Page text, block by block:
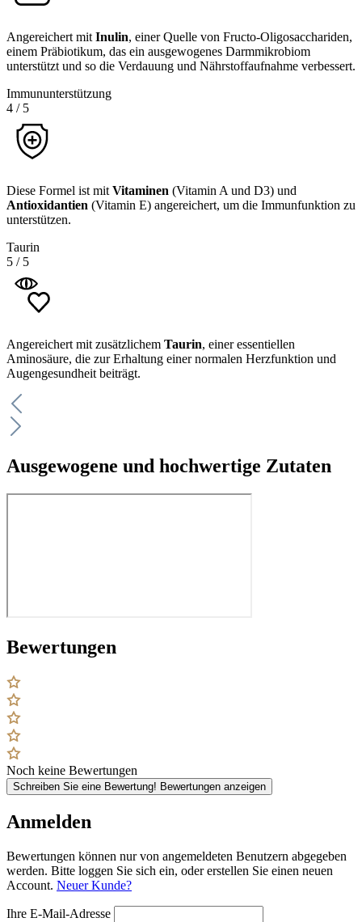
Angereichert mit Inulin, einer Quelle von Fructo-Oligosacchariden,
einem Präbiotikum, das ein ausgewogenes Darmmikrobiom
unterstützt und so die Verdauung und Nährstoffaufnahme verbessert.
Immununterstützung
4 / 5
Diese Formel ist mit Vitaminen (Vitamin A und D3) und
Antioxidantien (Vitamin E) angereichert, um die Immunfunktion zu
unterstützen.
Taurin
5 / 5
Angereichert mit zusätzlichem Taurin, einer essentiellen
Aminosäure, die zur Erhaltung einer normalen Herzfunktion und
Augengesundheit beiträgt.
Ausgewogene und hochwertige Zutaten
Bewertungen
Noch keine Bewertungen
Schreiben Sie eine Bewertung! Bewertungen anzeigen
Anmelden
Bewertungen können nur von angemeldeten Benutzern abgegeben
werden. Bitte loggen Sie sich ein, oder erstellen Sie einen neuen
Account. Neuer Kunde?
Ihre E-Mail-Adresse